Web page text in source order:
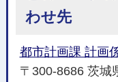
わせ先
都市計画課 計画
〒300-8686 茨城